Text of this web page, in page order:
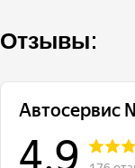
Отзывы: